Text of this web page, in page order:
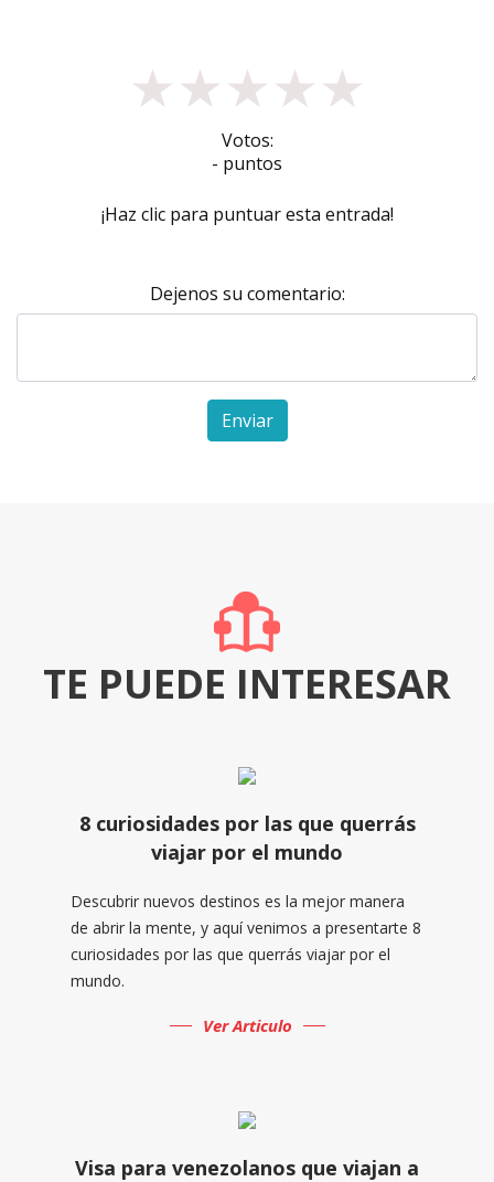
★★★★★
Votos:
- puntos
¡Haz clic para puntuar esta entrada!
Dejenos su comentario:
Enviar
TE PUEDE INTERESAR
8 curiosidades por las que querrás
viajar por el mundo
Descubrir nuevos destinos es la mejor manera
de abrir la mente, y aquí venimos a presentarte 8
curiosidades por las que querrás viajar por el
mundo.
Ver Articulo
Visa para venezolanos que viajan a